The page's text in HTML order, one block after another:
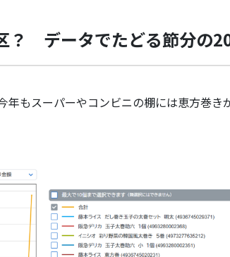
？ データでたどる節分の
もスーパーやコンビニの棚には恵方巻き